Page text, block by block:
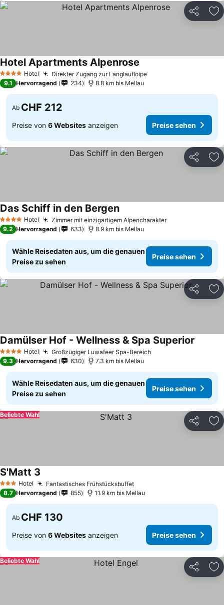
Teilen
4 Sterne Hotel Direkter Zugang zur Langlaufloipe
Hotel Apartments Alpenrose
9.1 Hervorragend 234 8.8 km bis Mellau
Ab CHF 212
Preise von 6 Websites anzeigen Preise sehen
Teilen
4 Sterne Hotel Zimmer mit einzigartigem Alpencharakter
Das Schiff in den Bergen
9.2 Hervorragend 633 8.9 km bis Mellau
Wähle Reisedaten aus, um die genauen
Preise zu sehen
Preise sehen
Teilen
4 Sterne Hotel Großzügiger Luwafeer Spa-Bereich
Damülser Hof - Wellness & Spa Superior
9.3 Hervorragend 630 7.3 km bis Mellau
Wähle Reisedaten aus, um die genauen
Preise zu sehen
Preise sehen
Teilen
Beliebte Wahl
3 SterneHotel Fantastisches Frühstücksbuffet
S'Matt 3
8.7 Hervorragend 855 11.9 km bis Mellau
Ab CHF 130
Preise von 6 Websites anzeigen Preise sehen
Teilen
Beliebte Wahl